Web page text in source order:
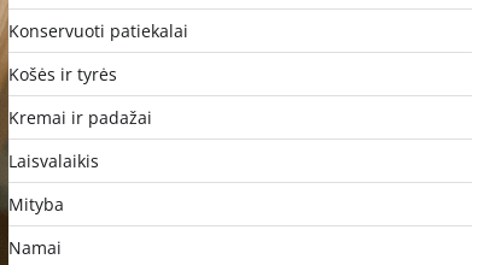
Konservuoti patiekalai
Košės ir tyrės
Kremai ir padažai
Laisvalaikis
Mityba
Namai